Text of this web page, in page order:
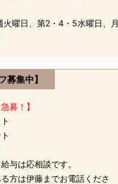
火曜日、第2・4・5水曜日、月
募集中】
募！】
与は応相談です。
方は伊藤までお電話くださ